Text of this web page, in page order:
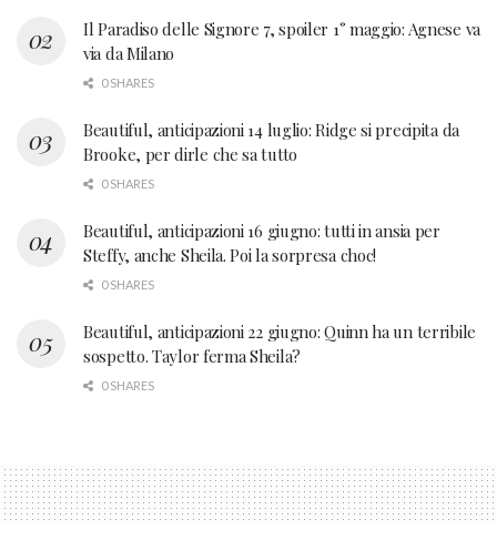
Il Paradiso delle Signore 7, spoiler 1° maggio: Agnese va
via da Milano
0 SHARES
Beautiful, anticipazioni 14 luglio: Ridge si precipita da
Brooke, per dirle che sa tutto
0 SHARES
Beautiful, anticipazioni 16 giugno: tutti in ansia per
Steffy, anche Sheila. Poi la sorpresa choc!
0 SHARES
Beautiful, anticipazioni 22 giugno: Quinn ha un terribile
sospetto. Taylor ferma Sheila?
0 SHARES